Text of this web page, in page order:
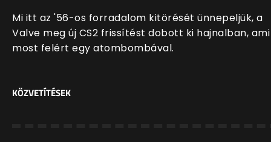
Mi itt az '56-os forradalom kitörését ünnepeljük, a
Valve meg új CS2 frissítést dobott ki hajnalban, ami
most felért egy atombombával.
KÖZVETÍTÉSEK